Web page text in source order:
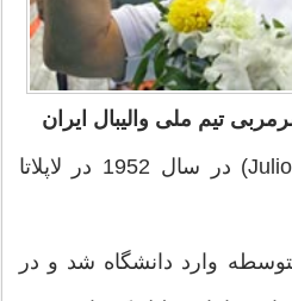
تیم ملی والیبال ایران
خولیو ولاسکو (Julio Velasco) در سال 1952 در لاپلاتا
وارد دانشگاه شد و در